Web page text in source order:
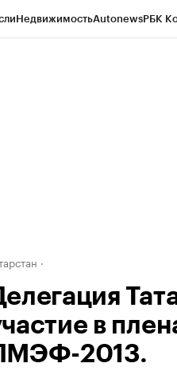
НедвижимостьAutonewsРБК
в
2013.